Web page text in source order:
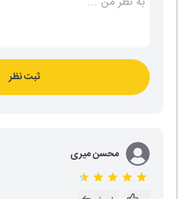
ثبت نظر
محسن میری